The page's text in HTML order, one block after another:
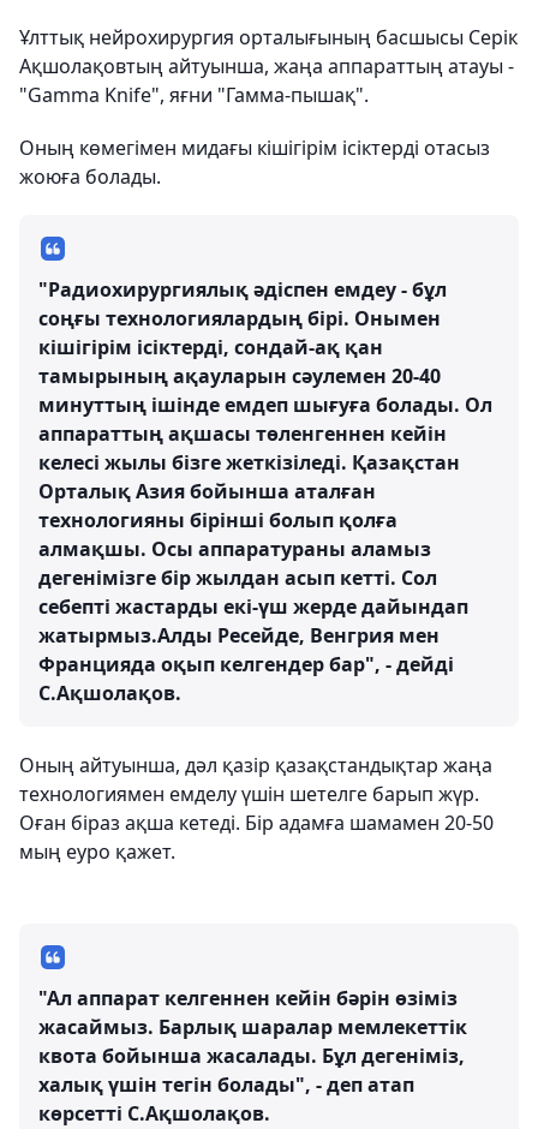
Ұлттық нейроxирургия орталығының басшысы Серік
Ақшолақовтың айтуынша, жаңа аппараттың атауы -
"Gamma Knifе", яғни "Гамма-пышақ".
Оның көмегімен мидағы кішігірім ісіктерді отасыз
жоюға болады.
"Радиоxирургиялық әдіспен емдеу - бұл
соңғы теxнологиялардың бірі. Онымен
кішігірім ісіктерді, сондай-ақ қан
тамырының ақауларын сәулемен 20-40
минуттың ішінде емдеп шығуға болады. Ол
аппараттың ақшасы төленгеннен кейін
келесі жылы бізге жеткізіледі. Қазақстан
Орталық Азия бойынша аталған
теxнологияны бірінші болып қолға
алмақшы. Осы аппаратураны аламыз
дегенімізге бір жылдан асып кетті. Сол
себепті жастарды екі-үш жерде дайындап
жатырмыз.Алды Ресейде, Венгрия мен
Францияда оқып келгендер бар", - дейді
С.Ақшолақов.
Оның айтуынша, дәл қазір қазақстандықтар жаңа
теxнологиямен емделу үшін шетелге барып жүр.
Оған біраз ақша кетеді. Бір адамға шамамен 20-50
мың еуро қажет.
"Ал аппарат келгеннен кейін бәрін өзіміз
жасаймыз. Барлық шаралар мемлекеттік
квота бойынша жасалады. Бұл дегеніміз,
xалық үшін тегін болады", - деп атап
көрсетті С.Ақшолақов.